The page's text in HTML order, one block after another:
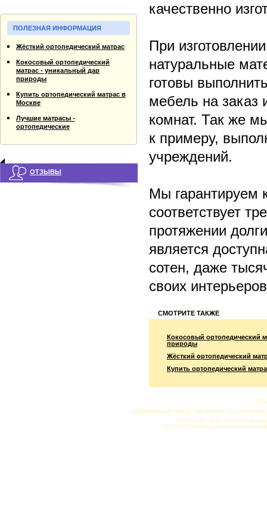
качественно
При
натуральные
готовы
мебель на заказ
комнат. Так же
к примеру,
учреждений.
Мы гарантируем
соответствует
протяжении
является
сотен, даже
своих
СМОТРИТЕ ТАКЖЕ
Кокосовый ортопедический
природы
Жёсткий ортопедический
Купить ортопедический
ПОЛЕЗНАЯ ИНФОРМАЦИЯ
Жёсткий ортопедический матрас
Кокосовый ортопедический
матрас - уникальный дар
природы
Купить ортопедический матрас в
Москве
Лучшие матрасы -
ортопедические
ОТЗЫВЫ
Информация, представленная на сайте
Работая с этим сайтом, вы
Это необходимо для нормального